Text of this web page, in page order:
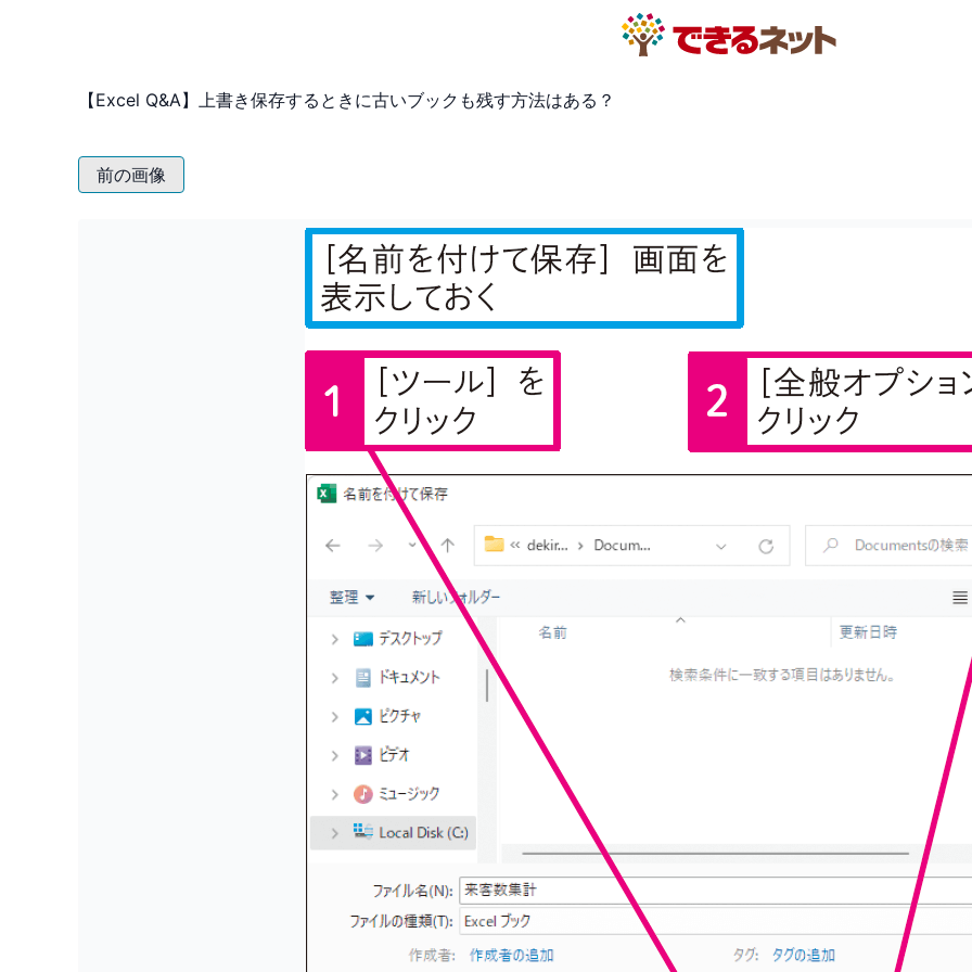
【Excel Q&A】上書き保存するときに古いブックも残す方法はある？
前の画像